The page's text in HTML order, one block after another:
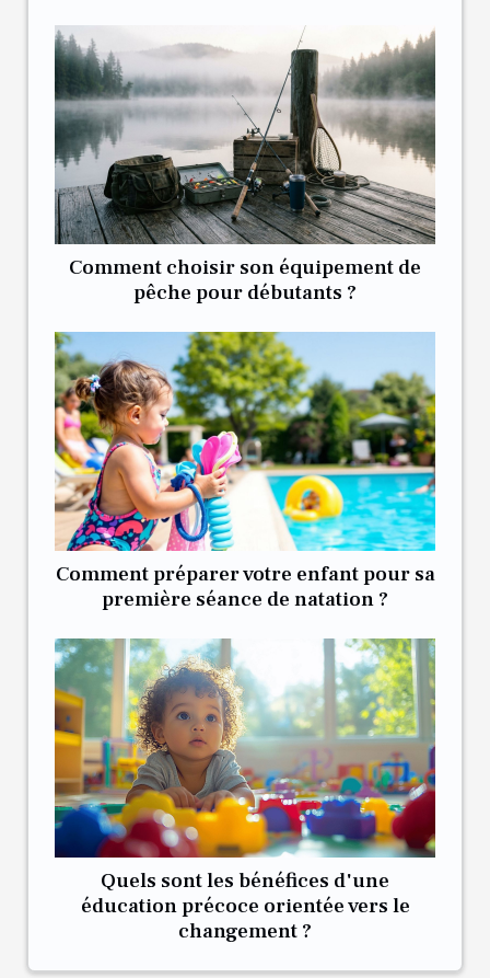
Comment choisir son équipement de
pêche pour débutants ?
Comment préparer votre enfant pour sa
première séance de natation ?
Quels sont les bénéfices d'une
éducation précoce orientée vers le
changement ?